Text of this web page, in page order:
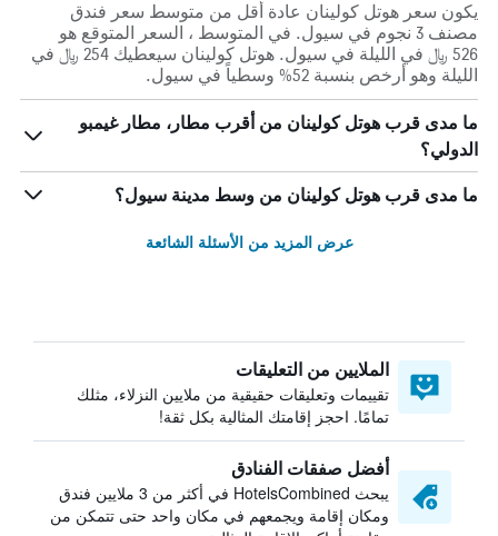
يكون سعر هوتل كولينان عادة أقل من متوسط ​​سعر فندق
مصنف 3 نجوم في سيول. في المتوسط ، السعر المتوقع هو
526 ﷼ في الليلة في سيول. هوتل كولينان سيعطيك 254 ﷼ في
الليلة وهو أرخص بنسبة 52% وسطياً في سيول.
ما مدى قرب هوتل كولينان من أقرب مطار، مطار غيمبو
الدولي؟
ما مدى قرب هوتل كولينان من وسط مدينة سيول؟
عرض المزيد من الأسئلة الشائعة
الملايين من التعليقات
تقييمات وتعليقات حقيقية من ملايين النزلاء، مثلك
تمامًا. احجز إقامتك المثالية بكل ثقة!
أفضل صفقات الفنادق
يبحث HotelsCombined في أكثر من 3 ملايين فندق
ومكان إقامة ويجمعهم في مكان واحد حتى تتمكن من